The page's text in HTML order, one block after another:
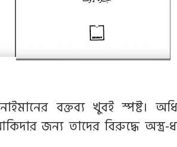
বক্তব্য খুবই স্পষ্ট।
জন্য তাদের বিরুদ্ধে